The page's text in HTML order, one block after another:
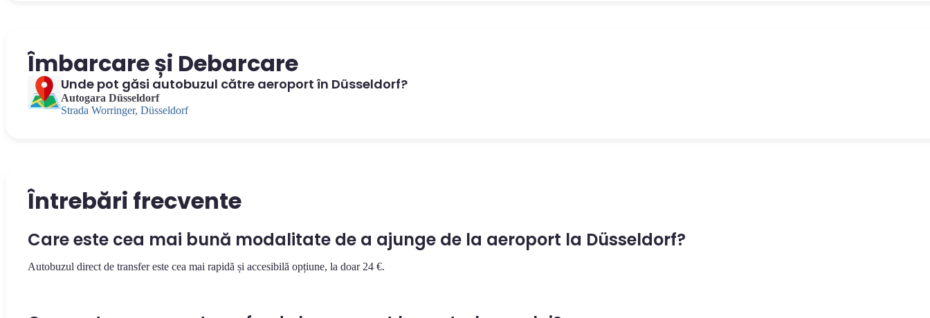
Îmbarcare și Debarcare
Unde pot găsi autobuzul către aeroport în Düsseldorf?
Autogara Düsseldorf
Strada Worringer, Düsseldorf
Întrebări frecvente
Care este cea mai bună modalitate de a ajunge de la aeroport la Düsseldorf?
Autobuzul direct de transfer este cea mai rapidă și accesibilă opțiune, la doar 24 €.